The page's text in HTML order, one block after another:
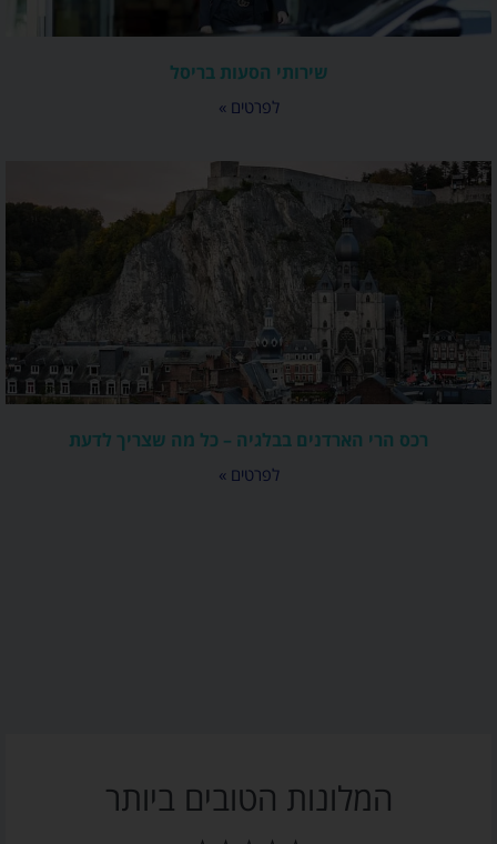
שירותי הסעות בריסל
לפרטים »
רכס הרי הארדנים בבלגיה – כל מה שצריך לדעת
לפרטים »
המלונות הטובים ביותר